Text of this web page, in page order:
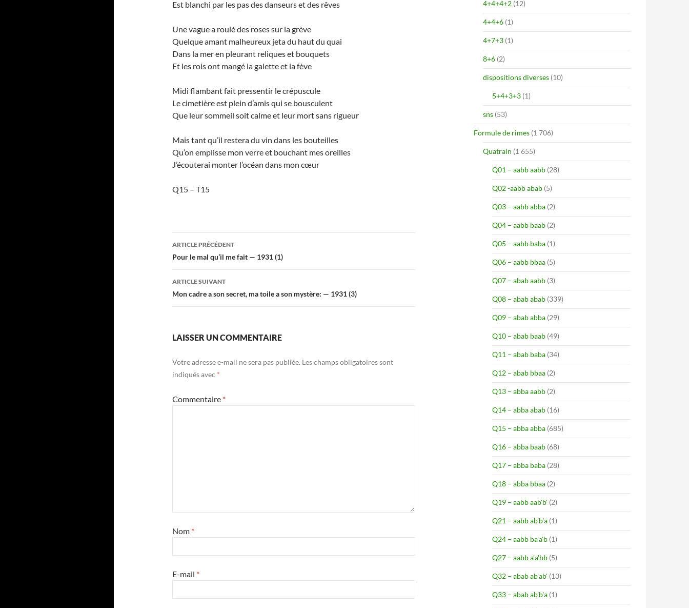
Est blanchi par les pas des danseurs et des rêves
Une vague a roulé des roses sur la grève
Quelque amant malheureux jeta du haut du quai
Dans la mer en pleurant reliques et bouquets
Et les rois ont mangé la galette et la fève
Midi flambant fait pressentir le crépuscule
Le cimetière est plein d’amis qui se bousculent
Que leur sommeil soit calme et leur mort sans rigueur
Mais tant qu’il restera du vin dans les bouteilles
Qu’on emplisse mon verre et bouchant mes oreilles
J’écouterai monter l’océan dans mon cœur
Q15 – T15
Navigation
des
articles
ARTICLE PRÉCÉDENT
Pour le mal qu’il me fait — 1931 (1)
ARTICLE SUIVANT
Mon cadre a son secret, ma toile a son mystère: — 1931 (3)
LAISSER UN COMMENTAIRE
Votre adresse e-mail ne sera pas publiée. Les champs obligatoires sont
indiqués avec *
Commentaire *
Nom *
E-mail *
4+4+4+2 (12)
4+4+6 (1)
4+7+3 (1)
8+6 (2)
dispositions diverses (10)
5+4+3+3 (1)
sns (53)
Formule de rimes (1 706)
Quatrain (1 655)
Q01 – aabb aabb (28)
Q02 -aabb abab (5)
Q03 – aabb abba (2)
Q04 – aabb baab (2)
Q05 – aabb baba (1)
Q06 – aabb bbaa (5)
Q07 – abab aabb (3)
Q08 – abab abab (339)
Q09 – abab abba (29)
Q10 – abab baab (49)
Q11 – abab baba (34)
Q12 – abab bbaa (2)
Q13 – abba aabb (2)
Q14 – abba abab (16)
Q15 – abba abba (685)
Q16 – abba baab (68)
Q17 – abba baba (28)
Q18 – abba bbaa (2)
Q19 – aabb aab'b' (2)
Q21 – aabb ab'b'a (1)
Q24 – aabb ba'a'b (1)
Q27 – aabb a'a'bb (5)
Q32 – abab ab'ab' (13)
Q33 – abab ab'b'a (1)